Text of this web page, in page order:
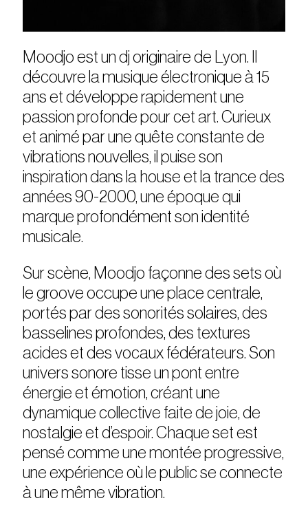
Moodjo est un dj originaire de Lyon. Il
découvre la musique électronique à 15
ans et développe rapidement une
passion profonde pour cet art. Curieux
et animé par une quête constante de
vibrations nouvelles, il puise son
inspiration dans la house et la trance des
années 90-2000, une époque qui
marque profondément son identité
musicale.
Sur scène, Moodjo façonne des sets où
le groove occupe une place centrale,
portés par des sonorités solaires, des
basselines profondes, des textures
acides et des vocaux fédérateurs. Son
univers sonore tisse un pont entre
énergie et émotion, créant une
dynamique collective faite de joie, de
nostalgie et d’espoir. Chaque set est
pensé comme une montée progressive,
une expérience où le public se connecte
à une même vibration.